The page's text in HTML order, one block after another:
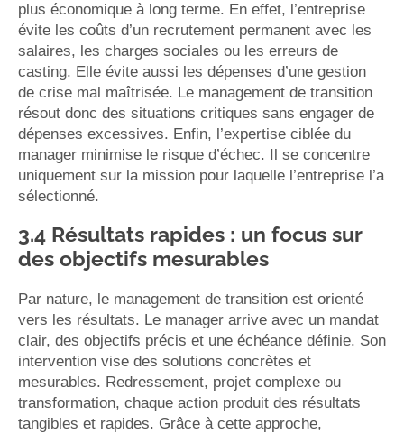
plus économique à long terme. En effet, l’entreprise
évite les coûts d’un recrutement permanent avec les
salaires, les charges sociales ou les erreurs de
casting. Elle évite aussi les dépenses d’une gestion
de crise mal maîtrisée. Le management de transition
résout donc des situations critiques sans engager de
dépenses excessives. Enfin, l’expertise ciblée du
manager minimise le risque d’échec. Il se concentre
uniquement sur la mission pour laquelle l’entreprise l’a
sélectionné.
3.4 Résultats rapides : un focus sur
des objectifs mesurables
Par nature, le management de transition est orienté
vers les résultats. Le manager arrive avec un mandat
clair, des objectifs précis et une échéance définie. Son
intervention vise des solutions concrètes et
mesurables. Redressement, projet complexe ou
transformation, chaque action produit des résultats
tangibles et rapides. Grâce à cette approche,